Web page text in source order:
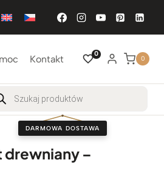
Kontakt 0
0
DARMOWA DOSTAWA
drewniany –